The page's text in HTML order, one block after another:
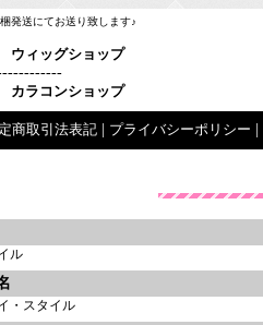
発送にてお送り致します♪
ウィッグショップ
カラコンショップ
商取引法表記 プライバシーポリシー
ル
・スタイル